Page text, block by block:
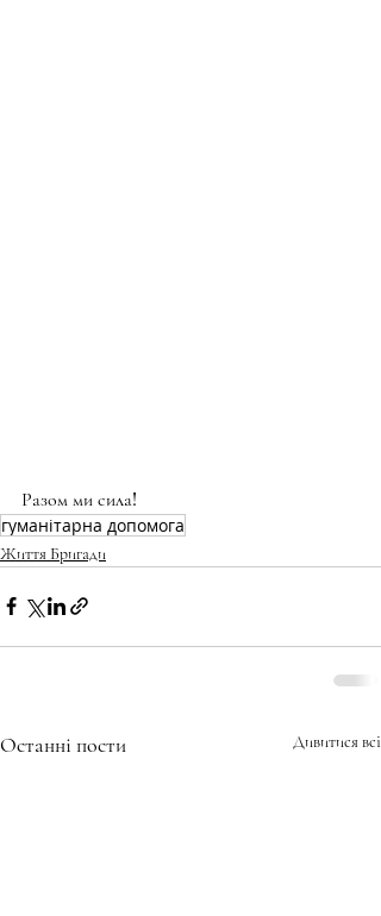
Разом ми сила!
гуманітарна допомога
Життя Бригади
Останні пости Дивитися всі